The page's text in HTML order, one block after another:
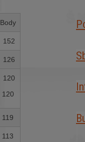
Body
152
126
120
120
119
113